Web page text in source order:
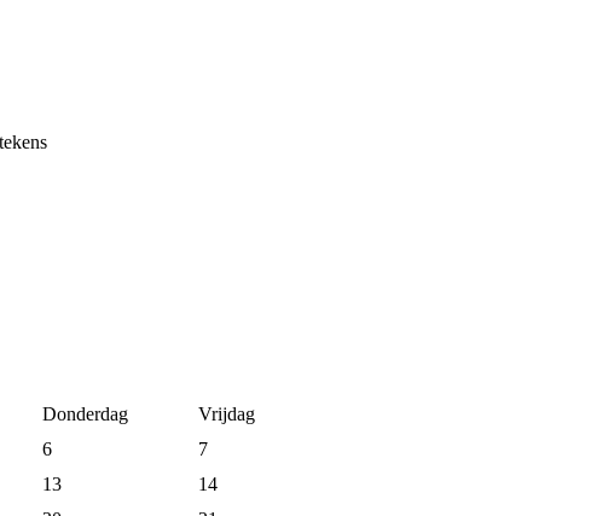
Donderdag
Vrijdag
6
7
13
14